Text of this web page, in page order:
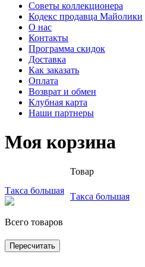
Советы коллекционера
Кодекс продавца Майолики
О нас
Контакты
Программа скидок
Доставка
Как заказать
Оплата
Возврат и обмен
Клубная карта
Наши партнеры
Моя корзина
Товар
Такса большая
Такса большая
Всего товаров